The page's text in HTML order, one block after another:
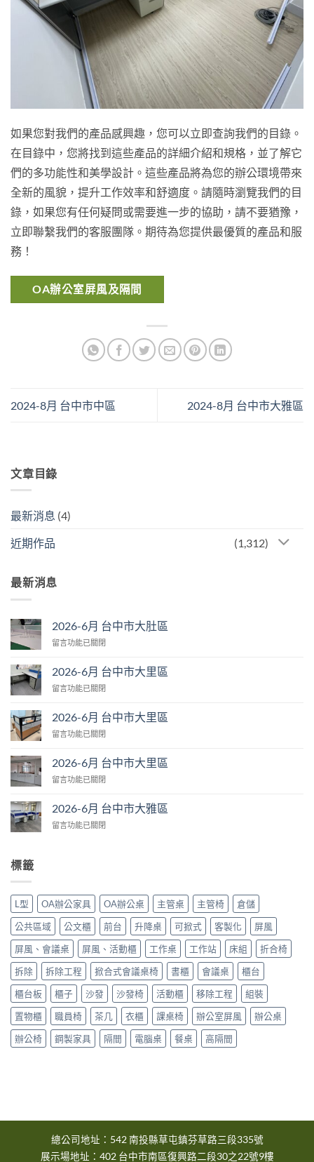
文章目錄
最新消息 (4)
近期作品 (1,312)
最新消息
2026-6月 台中市大肚區
在
月
台
市
肚
中
留言功能已關閉
2026-6月 台中市大里區
在
月
台
市
里
中
留言功能已關閉
2026-6月 台中市大里區
在
月
台
市
里
留言功能已關閉
2026-6月 台中市大里區
在
月
台
中
留言功能已關閉
2026-6月 台中市大雅區
在
市
大
雅
區〉
中
留言功能已關閉
標籤
L型 OA辦公家具 OA辦公桌 主管桌 主管椅
倉儲
公共區域
公文櫃 前台 升降桌 可掀式 客製化
屏風
屏風、會議桌
屏風、活動櫃 工作桌 工作站 床組
折合椅
拆除
拆除工程 掀合式會議桌椅 書櫃 會議桌
櫃台
櫃台板
櫃子 沙發 沙發椅 活動櫃 移除工程
組裝
置物櫃
職員椅 茶几 衣櫃 課桌椅 辦公室屏風
辦公桌
辦公椅
鋼製家具 隔間 電腦桌 餐桌 高隔間
如果您對我們的產品感興趣，您可以立即查詢我們的目錄。
在目錄中，您將找到這些產品的詳細介紹和規格，並了解它
們的多功能性和美學設計。這些產品將為您的辦公環境帶來
全新的風貌，提升工作效率和舒適度。請隨時瀏覽我們的目
錄，如果您有任何疑問或需要進一步的協助，請不要猶豫，
立即聯繫我們的客服團隊。期待為您提供最優質的產品和服
務！
OA辦公室屏風及隔間
2024-8月 台中市中區 2024-8月 台中市大雅區
總公司地址：542 南投縣草屯鎮芬草路三段335號
展示場地址：402 台中市南區復興路二段30之22號9樓